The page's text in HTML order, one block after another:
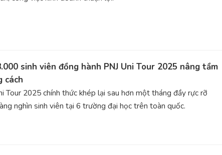
sinh viên đồng hành PNJ Uni Tour 2025 nâng tầm
cách
Tour 2025 chính thức khép lại sau hơn một tháng đầy rực rỡ
nghìn sinh viên tại 6 trường đại học trên toàn quốc.